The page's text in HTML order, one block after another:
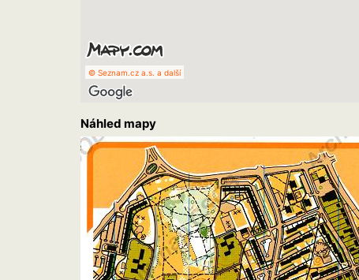
© Seznam.cz a.s. a další
Náhled mapy